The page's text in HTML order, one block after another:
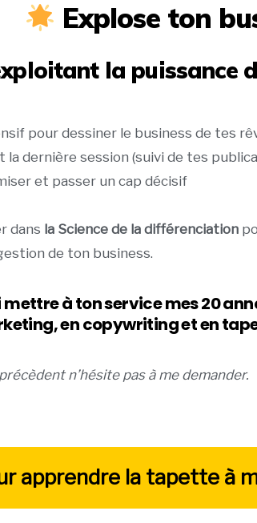
Explose ton
la puissance
pour dessiner le business de tes
dernière session (suivi de tes
et passer un cap décisif
dans la Science de la différenciation
de ton business.
mettre à ton service mes 20
en copywriting et en
n’hésite pas à me demander.
apprendre la tapette à